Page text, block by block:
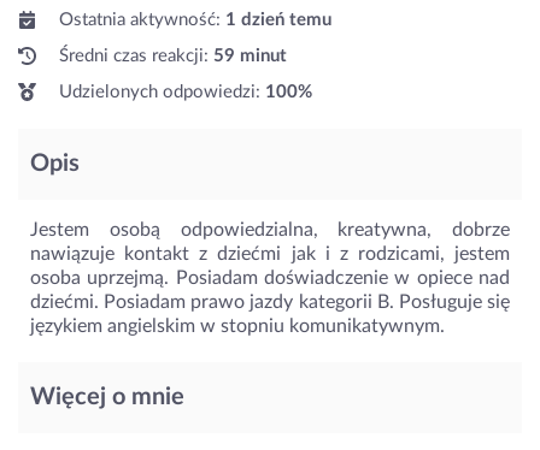
Ostatnia aktywność: 1 dzień temu
Średni czas reakcji: 59 minut
Udzielonych odpowiedzi: 100%
Opis
Jestem osobą odpowiedzialna, kreatywna, dobrze
nawiązuje kontakt z dziećmi jak i z rodzicami, jestem
osoba uprzejmą. Posiadam doświadczenie w opiece nad
dziećmi. Posiadam prawo jazdy kategorii B. Posługuje się
językiem angielskim w stopniu komunikatywnym.
Więcej o mnie